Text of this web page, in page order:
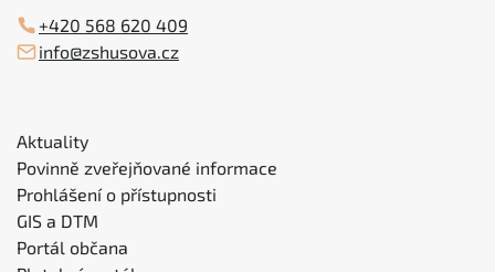
+420 568 620 409
info@zshusova.cz
Aktuality
Povinně zveřejňované informace
Prohlášení o přístupnosti
GIS a DTM
Portál občana